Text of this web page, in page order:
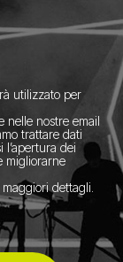
utilizzato per
nelle nostre email
trattare dati
l’apertura dei
migliorarne
dettagli.